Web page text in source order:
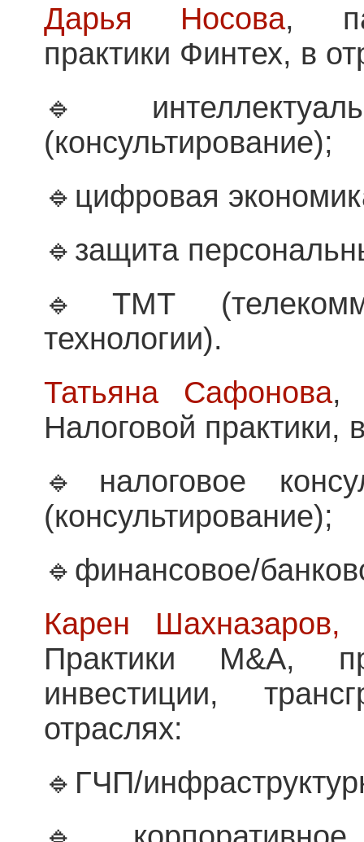
Дарья Носова,
практики Финтех, в
(консультирование);
🔹цифровая
🔹защита
🔹ТМТ
технологии).
Татьяна Сафонова,
Налоговой практики,
🔹налоговое
(консультирование);
🔹финансовое/
Карен Шахназаров,
Практики M&A,
инвестиции,
отраслях:
🔹ГЧП/